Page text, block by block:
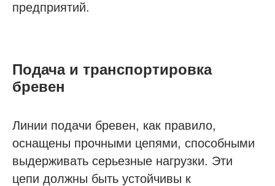
предприятий.
Подача и транспортировка
бревен
Линии подачи бревен, как правило,
оснащены прочными цепями, способными
выдерживать серьезные нагрузки. Эти
цепи должны быть устойчивы к